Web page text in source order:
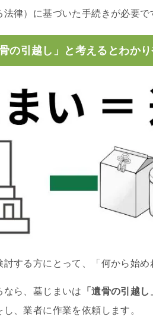
律）に基づいた手続きが必要で
の引越し」と考えるとわか
する方にとって、「何から始
なら、墓じまいは 「遺骨の引越し
、業者に作業を依頼します。